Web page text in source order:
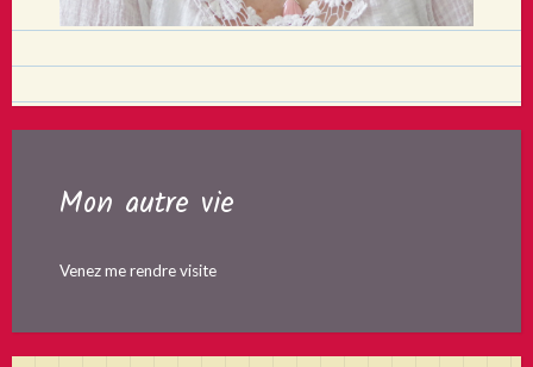
Mon autre vie
Venez me rendre visite